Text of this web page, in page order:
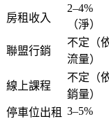
房租收入
2–4%
（淨）
聯盟行銷
不定（
流量）
線上課程
不定（
銷量）
停車位出租 3–5%